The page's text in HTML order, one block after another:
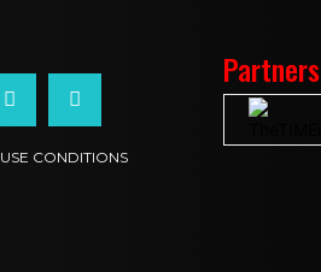
USE CONDITIONS
Partners